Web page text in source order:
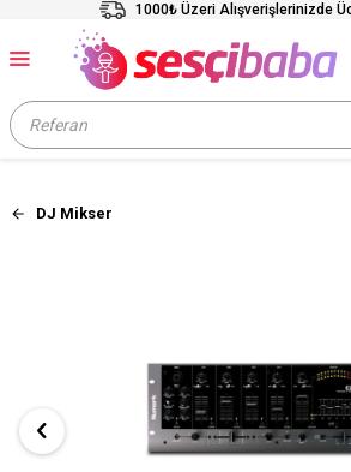
1000₺ Üzeri Alışverişlerinizde
DJ Mikser